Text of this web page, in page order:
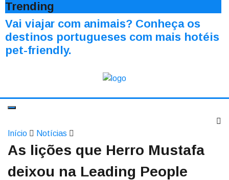
Trending
Vai viajar com animais? Conheça os
destinos portugueses com mais hotéis
pet-friendly.
Início Notícias
As lições que Herro Mustafa
deixou na Leading People